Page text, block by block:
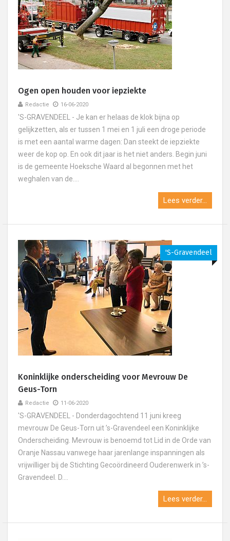
Ogen open houden voor iepziekte
Redactie 16-06-2020
'S-GRAVENDEEL - Je kan er helaas de klok bijna op
gelijkzetten, als er tussen 1 mei en 1 juli een droge periode
is met een aantal warme dagen: Dan steekt de iepziekte
weer de kop op. En ook dit jaar is het niet anders. Begin juni
is de gemeente Hoeksche Waard al begonnen met het
weghalen van de....
Lees verder...
's-Gravendeel
Koninklijke onderscheiding voor Mevrouw De
Geus-Torn
Redactie 11-06-2020
'S-GRAVENDEEL - Donderdagochtend 11 juni kreeg
mevrouw De Geus-Torn uit ’s-Gravendeel een Koninklijke
Onderscheiding. Mevrouw is benoemd tot Lid in de Orde van
Oranje Nassau vanwege haar jarenlange inspanningen als
vrijwilliger bij de Stichting Gecoördineerd Ouderenwerk in ’s-
Gravendeel. D....
Lees verder...